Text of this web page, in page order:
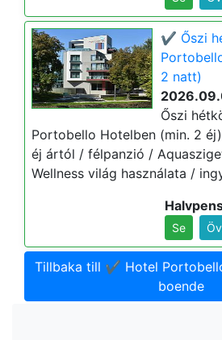
✔️ Őszi
2 natt)
Őszi
Portobello Hotelben (min. 2
éj ártól / félpanzió /
Wellness világ használata /
Se
Tillbaka till ✔️ Hotel
boende